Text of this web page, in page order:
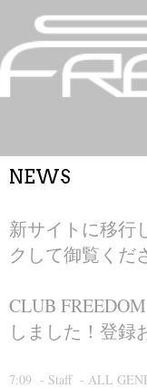
Skip to content
NEWS
新サイトに移行
クして御覧くだ
CLUB
しました！登録
7:09 - Staff- ALL